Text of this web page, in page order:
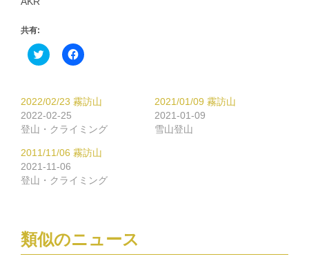
共有:
ク
リ
て
Twitter
で
共
有
し
い
ウ
ィ
ン
き
ま
す)
Facebook
で
る
に
ク
リ
ク
し
く
だ
い
ウ
ン
2022/02/23 霧訪山
2022-02-25
登山・クライミング
2021/01/09 霧訪山
2021-01-09
雪山登山
2011/11/06 霧訪山
2021-11-06
登山・クライミング
類似のニュース